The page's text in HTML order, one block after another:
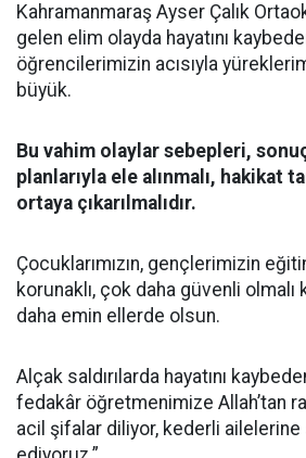
Kahramanmaraş Ayser Çalık
gelen elim olayda hayatını
öğrencilerimizin acısıyla
büyük.
Bu vahim olaylar sebepleri,
planlarıyla ele alınmalı, hakikat
ortaya çıkarılmalıdır.
Çocuklarımızın, gençlerimizin
korunaklı, çok daha güvenli
daha emin ellerde olsun.
Alçak saldırılarda hayatını
fedakâr öğretmenimize Allah’tan
acil şifalar diliyor, kederli ailelerine